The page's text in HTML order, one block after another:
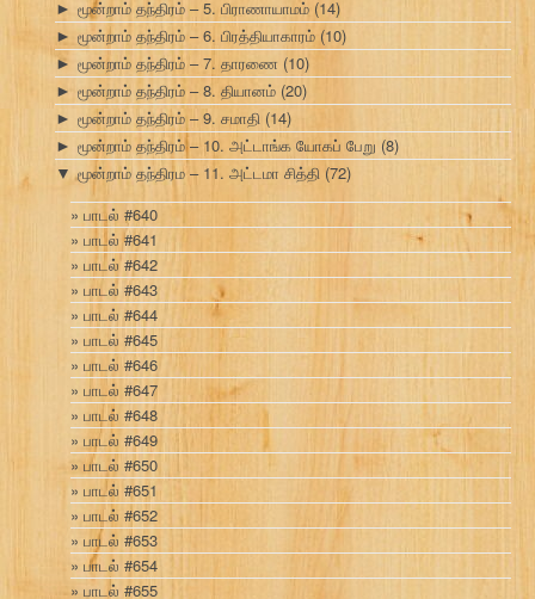
► மூன்றாம் தந்திரம் – 5. பிராணாயாமம் (14)
► மூன்றாம் தந்திரம் – 6. பிரத்தியாகாரம் (10)
► மூன்றாம் தந்திரம் – 7. தாரணை (10)
► மூன்றாம் தந்திரம் – 8. தியானம் (20)
► மூன்றாம் தந்திரம் – 9. சமாதி (14)
► மூன்றாம் தந்திரம் – 10. அட்டாங்க யோகப் பேறு (8)
▼ மூன்றாம் தந்திரம – 11. அட்டமா சித்தி (72)
பாடல் #640
பாடல் #641
பாடல் #642
பாடல் #643
பாடல் #644
பாடல் #645
பாடல் #646
பாடல் #647
பாடல் #648
பாடல் #649
பாடல் #650
பாடல் #651
பாடல் #652
பாடல் #653
பாடல் #654
பாடல் #655